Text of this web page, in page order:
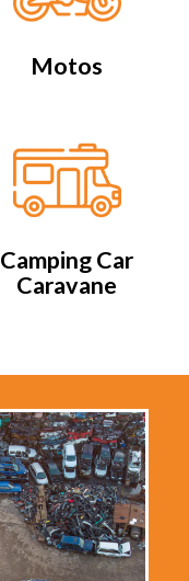
Motos
Camping Car
Caravane